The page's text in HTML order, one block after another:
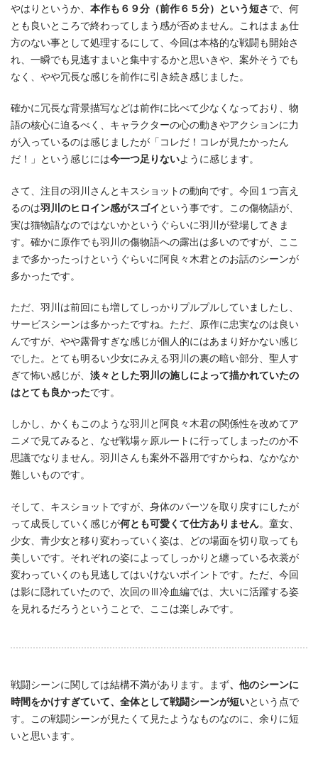
やはりというか、 本作も６９分（前作６５分）という短さ で、何
とも良いところで終わってしまう感が否めません。これはまぁ仕
方のない事として処理するにして、今回は本格的な戦闘も開始さ
れ、一瞬でも見逃すまいと集中するかと思いきや、案外そうでも
なく、やや冗長な感じを前作に引き続き感じました。
確かに冗長な背景描写などは前作に比べて少なくなっており、物
語の核心に迫るべく、キャラクターの心の動きやアクションに力
が入っているのは感じましたが「コレだ！コレが見たかったん
だ！」という感じには今一つ足りないように感じます。
さて、注目の羽川さんとキスショットの動向です。今回１つ言え
るのは羽川のヒロイン感がスゴイ という事です。この傷物語が、
実は猫物語なのではないかというぐらいに羽川が登場してきま
す。確かに原作でも羽川の傷物語への露出は多いのですが、ここ
まで多かったっけというぐらいに阿良々木君とのお話のシーンが
多かったです。
ただ、羽川は前回にも増してしっかりプルプルしていましたし、
サービスシーンは多かったですね。ただ、原作に忠実なのは良い
んですが、やや露骨すぎな感じが個人的にはあまり好かない感じ
でした。とても明るい少女にみえる羽川の裏の暗い部分、聖人す
ぎて怖い感じが、 淡々とした羽川の施しによって描かれていたの
はとても良かったです。
しかし、かくもこのような羽川と阿良々木君の関係性を改めてア
ニメで見てみると、なぜ戦場ヶ原ルートに行ってしまったのか不
思議でなりません。羽川さんも案外不器用ですからね、なかなか
難しいものです。
そして、キスショットですが、身体のパーツを取り戻すにしたが
って成長していく感じが何とも可愛くて仕方ありません。童女、
少女、青少女と移り変わっていく姿は、どの場面を切り取っても
美しいです。それぞれの姿によってしっかりと纏っている衣裳が
変わっていくのも見逃してはいけないポイントです。ただ、今回
は影に隠れていたので、次回のⅢ冷血編では、大いに活躍する姿
を見れるだろうということで、ここは楽しみです。
戦闘シーンに関しては結構不満があります。まず、他のシーンに
時間をかけすぎていて、全体として戦闘シーンが短いという点で
す。この戦闘シーンが見たくて見たようなものなのに、余りに短
いと思います。